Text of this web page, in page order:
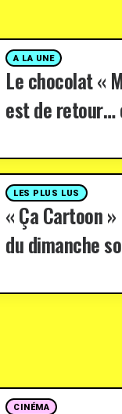
A LA UNE
Le chocolat «
est de retour…
LES PLUS LUS
« Ça Cartoon
du dimanche
CINÉMA